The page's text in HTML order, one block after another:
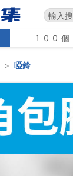
100個
> 啞鈴